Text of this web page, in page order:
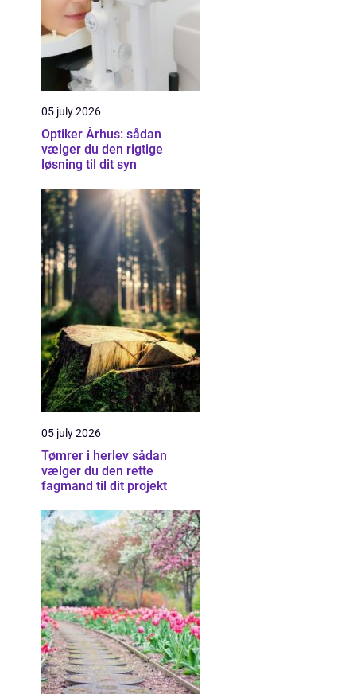
05 july 2026
Optiker Århus: sådan
vælger du den rigtige
løsning til dit syn
05 july 2026
Tømrer i herlev sådan
vælger du den rette
fagmand til dit projekt